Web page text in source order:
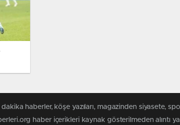
dakika haberler, köşe yazıları, magazinden siyasete,
haber içerikleri kaynak gösterilmeden alıntı